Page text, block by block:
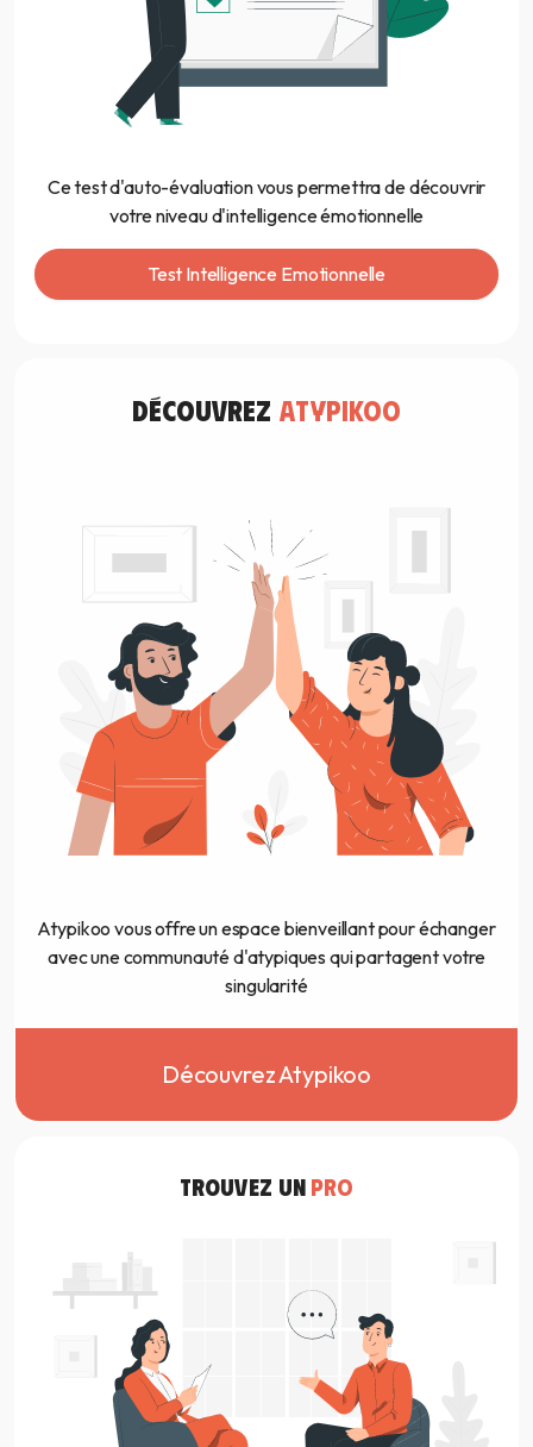
Ce test d'auto-évaluation vous permettra de découvrir
votre niveau d'intelligence émotionnelle
Test Intelligence Emotionnelle
découvrez atypikoo
Atypikoo vous offre un espace bienveillant pour échanger
avec une communauté d'atypiques qui partagent votre
singularité
Découvrez Atypikoo
TROUVEZ UN PRO